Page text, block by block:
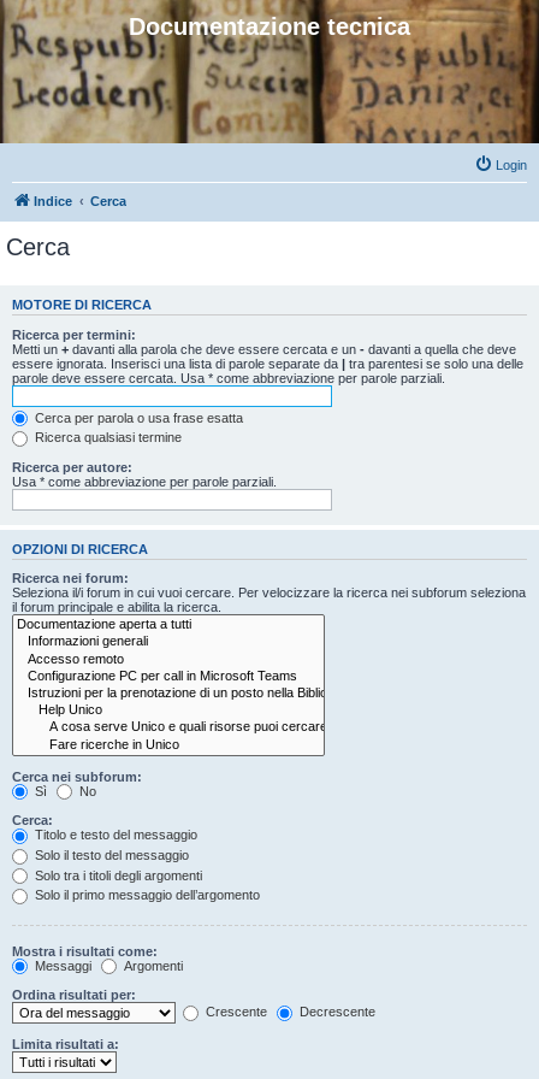
Documentazione tecnica
Login
Indice Cerca
Cerca
MOTORE DI RICERCA
Ricerca per termini:
Metti un + davanti alla parola che deve essere cercata e un - davanti a quella che deve
essere ignorata. Inserisci una lista di parole separate da | tra parentesi se solo una delle
parole deve essere cercata. Usa * come abbreviazione per parole parziali.
Cerca per parola o usa frase esatta
Ricerca qualsiasi termine
Ricerca per autore:
Usa * come abbreviazione per parole parziali.
OPZIONI DI RICERCA
Ricerca nei forum:
Seleziona il/i forum in cui vuoi cercare. Per velocizzare la ricerca nei subforum seleziona
il forum principale e abilita la ricerca.
Cerca nei subforum:
Sì
No
Cerca:
Titolo e testo del messaggio
Solo il testo del messaggio
Solo tra i titoli degli argomenti
Solo il primo messaggio dell’argomento
Mostra i risultati come:
Messaggi
Argomenti
Ordina risultati per:
Crescente
Decrescente
Limita risultati a: